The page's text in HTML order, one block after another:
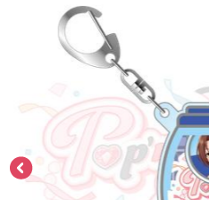
その他先行受付
テイルズ オブ シリーズ
ACE COMBAT